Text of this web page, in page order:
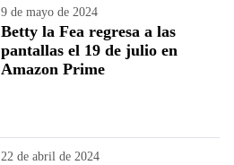
9 de mayo de 2024
Betty la Fea regresa a las
pantallas el 19 de julio en
Amazon Prime
22 de abril de 2024